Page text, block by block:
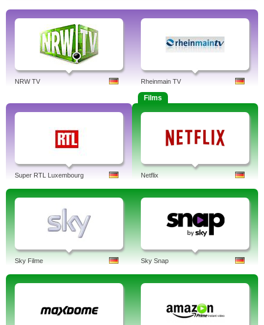
NRW TV Rheinmain TV
Super RTL Luxembourg
Films
Netflix
Sky Filme Sky Snap